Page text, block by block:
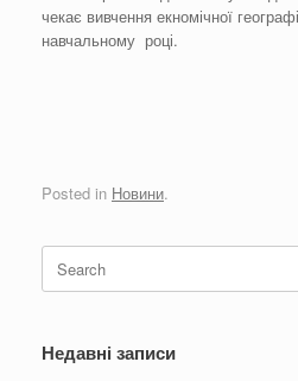
чекає вивчення екномічної
навчальному році.
Posted in Новини.
Search
for:
Недавні записи